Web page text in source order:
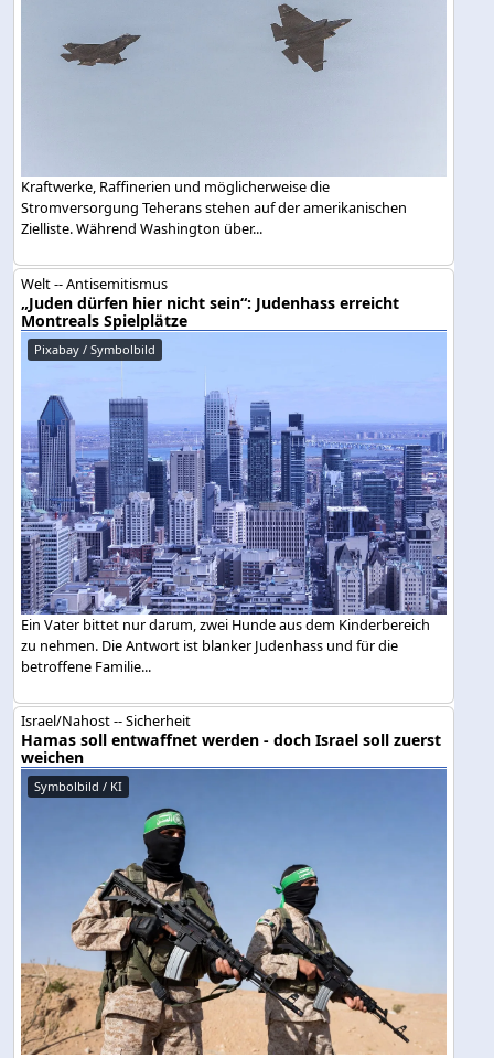
Kraftwerke, Raffinerien und möglicherweise die
Stromversorgung Teherans stehen auf der amerikanischen
Zielliste. Während Washington über...
Welt -- Antisemitismus
„Juden dürfen hier nicht sein“: Judenhass erreicht
Montreals Spielplätze
Pixabay / Symbolbild
Ein Vater bittet nur darum, zwei Hunde aus dem Kinderbereich
zu nehmen. Die Antwort ist blanker Judenhass und für die
betroffene Familie...
Israel/Nahost -- Sicherheit
Hamas soll entwaffnet werden - doch Israel soll zuerst
weichen
Symbolbild / KI